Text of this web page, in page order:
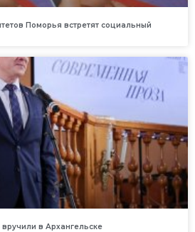
Поморья встретят социальный
в Архангельске